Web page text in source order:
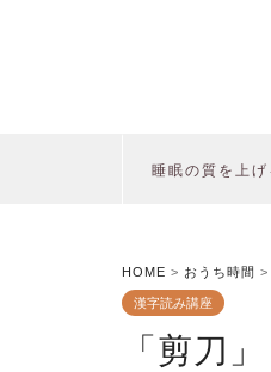
睡眠の質を上げ
HOME > おうち時間 >
漢字読み講座
「剪刀